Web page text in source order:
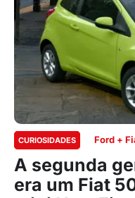
CURIOSIDADES Ford +
A segunda
era um Fiat